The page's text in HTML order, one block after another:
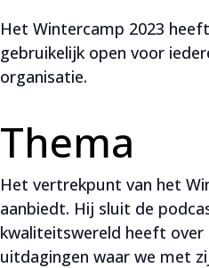
Het Wintercamp 2023
gebruikelijk open voor
organisatie.
Thema
Het vertrekpunt van het
aanbiedt. Hij sluit de
kwaliteitswereld heeft over
uitdagingen waar we met